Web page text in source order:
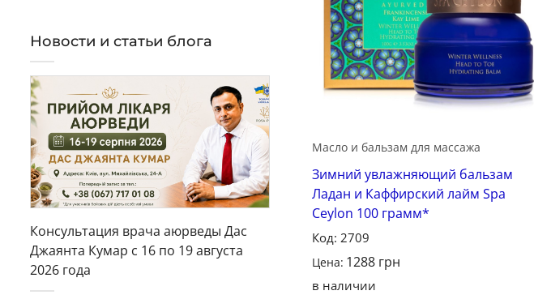
Новости и статьи блога
Консультация врача аюрведы Дас
Джаянта Кумар с 16 по 19 августа
2026 года
Масло и бальзам для массажа
Зимний увлажняющий бальзам
Ладан и Каффирский лайм Spa
Ceylon 100 грамм*
Код: 2709
Цена: 1288 грн
в наличии